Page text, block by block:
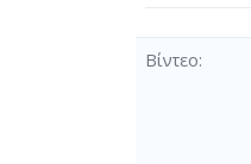
Βίντεο